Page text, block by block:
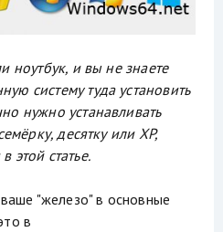
ноутбук, и вы не знаете
систему туда установить
нужно устанавливать
десятку или XP,
этой статье.
"железо" в основные
в